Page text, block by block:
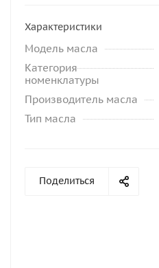
Характеристики
Модель масла
Категория
номенклатуры
Производитель масла
Тип масла
Поделиться